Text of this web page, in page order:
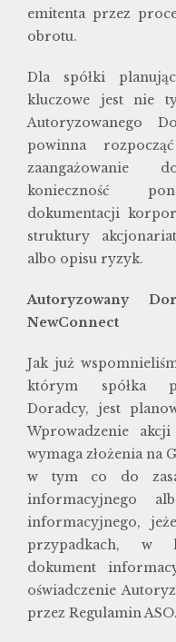
emitenta przez
obrotu.
Dla spółki
kluczowe jest nie
Autoryzowanego
powinna
zaangażowanie
konieczność
dokumentacji
struktury
albo opisu ryzyk.
Autoryzowany
NewConnect
Jak już
którym spółka
Doradcy, jest
Wprowadzenie
wymaga złożenia na
w tym co do
informacyjnego
informacyjnego,
przypadkach, w
dokument
oświadczenie
przez Regulamin ASO.